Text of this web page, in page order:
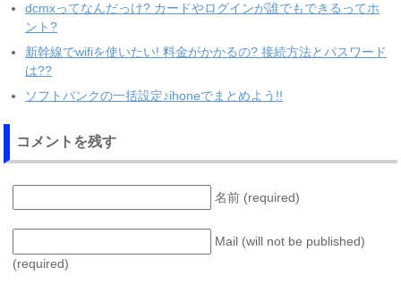
dcmxってなんだっけ? カードやログインが誰でもできるってホ
ント?
新幹線でwifiを使いたい! 料金がかかるの? 接続方法とパスワード
は??
ソフトバンクの一括設定♪ihoneでまとめよう!!
コメントを残す
名前 (required)
Mail (will not be published)
(required)